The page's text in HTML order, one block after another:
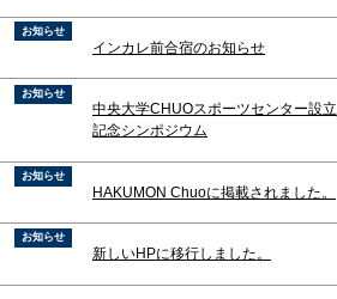
お知らせ
インカレ前合宿のお知らせ
お知らせ
中央大学CHUOスポーツセンター設立
記念シンポジウム
お知らせ
HAKUMON Chuoに掲載されました。
お知らせ
新しいHPに移行しました。